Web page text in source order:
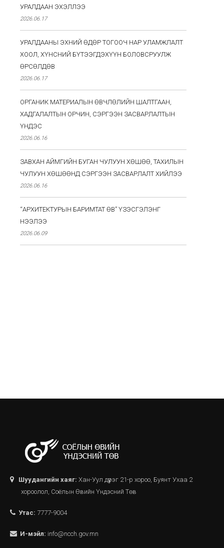
УРАЛДААН ЭХЭЛЛЭЭ
2026.06.17
УРАЛДААНЫ ЭХНИЙ ӨДӨР ТОГООЧ НАР УЛАМЖЛАЛТ
ХООЛ, ХҮНСНИЙ БҮТЭЭГДЭХҮҮН БОЛОВСРУУЛЖ
ӨРСӨЛДӨВ
2026.06.17
ОРГАНИК МАТЕРИАЛЫН ӨВЧЛӨЛИЙН ШАЛТГААН,
ХАДГАЛАЛТЫН ОРЧИН, СЭРГЭЭН ЗАСВАРЛАЛТЫН
ҮНДЭС
2026.06.16
ЗАВХАН АЙМГИЙН БУГАН ЧУЛУУН ХӨШӨӨ, ТАХИЛЫН
ЧУЛУУН ХӨШӨӨНД СЭРГЭЭН ЗАСВАРЛАЛТ ХИЙЛЭЭ
2026.06.16
“АРХИТЕКТУРЫН БАРИМТАТ ӨВ” ҮЗЭСГЭЛЭНГ
НЭЭЛЭЭ
2026.06.09
Шуудангийн хаяг: Хан-Уул дүүрэг 21-р хороо, Буянт Ухаа 2
хороолол, Соёлын Өвийн Үндэсний Төв
Утас: 7777-9004
И-мэйл: info@ncch.gov.mn